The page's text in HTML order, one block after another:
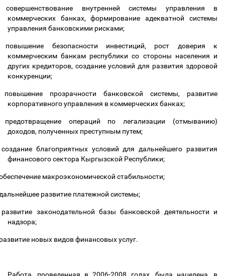
совершенствование внутренней системы управления в
коммерческих банках, формирование адекватной системы
управления банковскими рисками;
повышение безопасности инвестиций, рост доверия к
коммерческим банкам республики со стороны населения и
других кредиторов, создание условий для развития здоровой
конкуренции;
повышение прозрачности банковской системы, развитие
корпоративного управления в коммерческих банках;
предотвращение операций по легализации (отмыванию)
доходов, полученных преступным путем;
создание благоприятных условий для дальнейшего развития
финансового сектора Кыргызской Республики;
макроэкономической стабильности;
развитие платежной системы;
развитие законодательной базы банковской деятельности и
надзора;
новых видов финансовых услуг.